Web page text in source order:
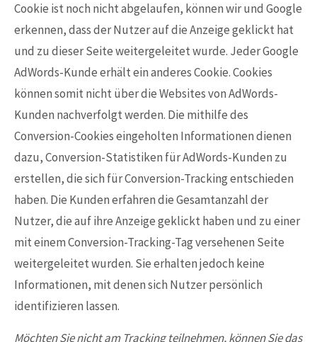
Cookie ist noch nicht abgelaufen, können wir und Google
erkennen, dass der Nutzer auf die Anzeige geklickt hat
und zu dieser Seite weitergeleitet wurde. Jeder Google
AdWords-Kunde erhält ein anderes Cookie. Cookies
können somit nicht über die Websites von AdWords-
Kunden nachverfolgt werden. Die mithilfe des
Conversion-Cookies eingeholten Informationen dienen
dazu, Conversion-Statistiken für AdWords-Kunden zu
erstellen, die sich für Conversion-Tracking entschieden
haben. Die Kunden erfahren die Gesamtanzahl der
Nutzer, die auf ihre Anzeige geklickt haben und zu einer
mit einem Conversion-Tracking-Tag versehenen Seite
weitergeleitet wurden. Sie erhalten jedoch keine
Informationen, mit denen sich Nutzer persönlich
identifizieren lassen.
Möchten Sie nicht am Tracking teilnehmen, können Sie das